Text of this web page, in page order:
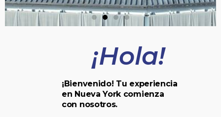
¡Hola!
¡Bienvenido! Tu experiencia
en Nueva York comienza
con nosotros.